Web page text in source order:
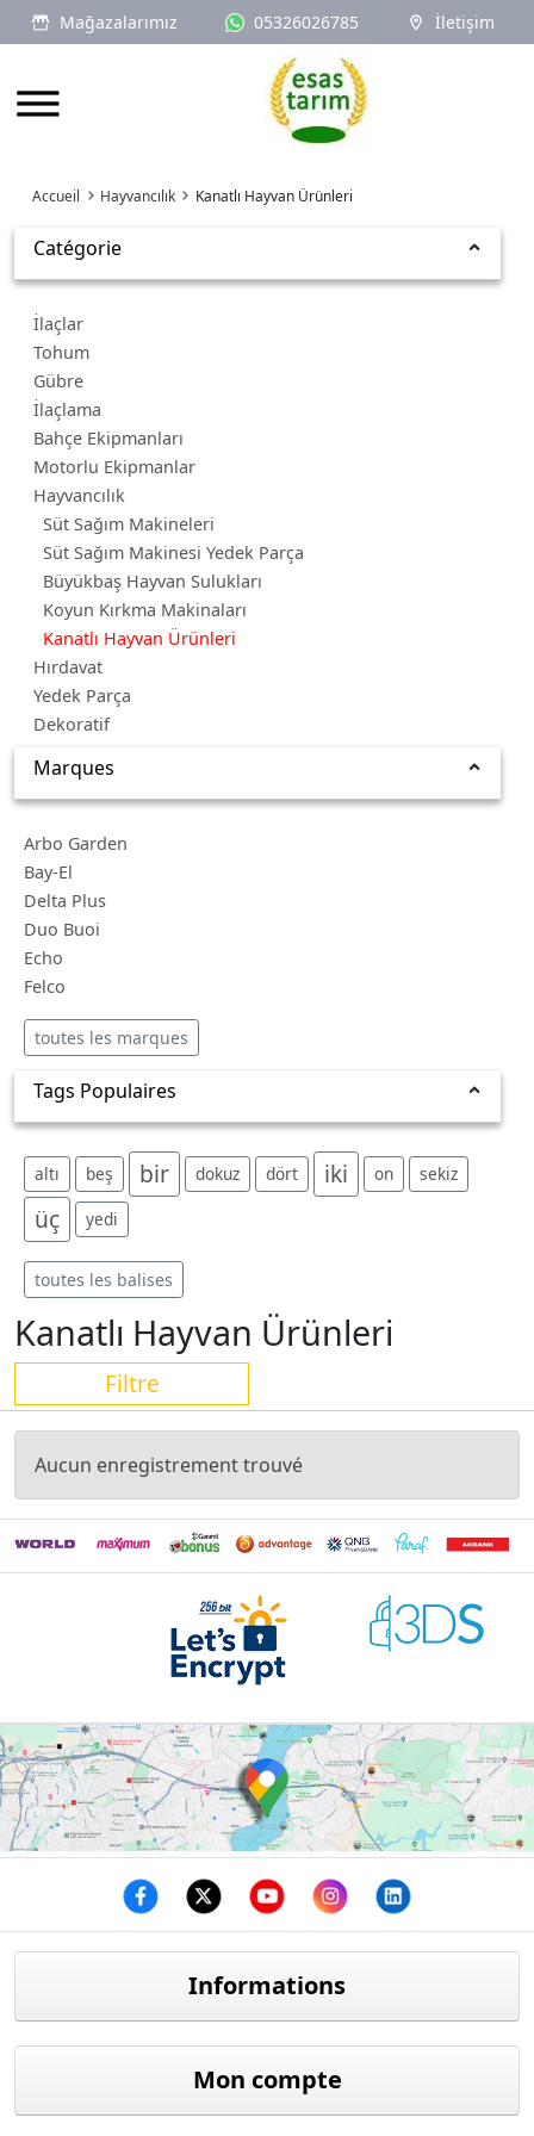
Mağazalarımız 05326026785 İletişim
Logo
Accueil Hayvancılık Kanatlı Hayvan Ürünleri
Catégorie
İlaçlar
Tohum
Gübre
İlaçlama
Bahçe Ekipmanları
Motorlu Ekipmanlar
Hayvancılık
Süt Sağım Makineleri
Süt Sağım Makinesi Yedek Parça
Büyükbaş Hayvan Sulukları
Koyun Kırkma Makinaları
Kanatlı Hayvan Ürünleri
Hırdavat
Yedek Parça
Dekoratif
Marques
Arbo Garden
Bay-El
Delta Plus
Duo Buoi
Echo
Felco
toutes les marques
Tags Populaires
altı beş bir dokuz dört iki on sekiz
üç yedi
toutes les balises
Kanatlı Hayvan Ürünleri
Filtre
Aucun enregistrement trouvé
Informations
Mon compte